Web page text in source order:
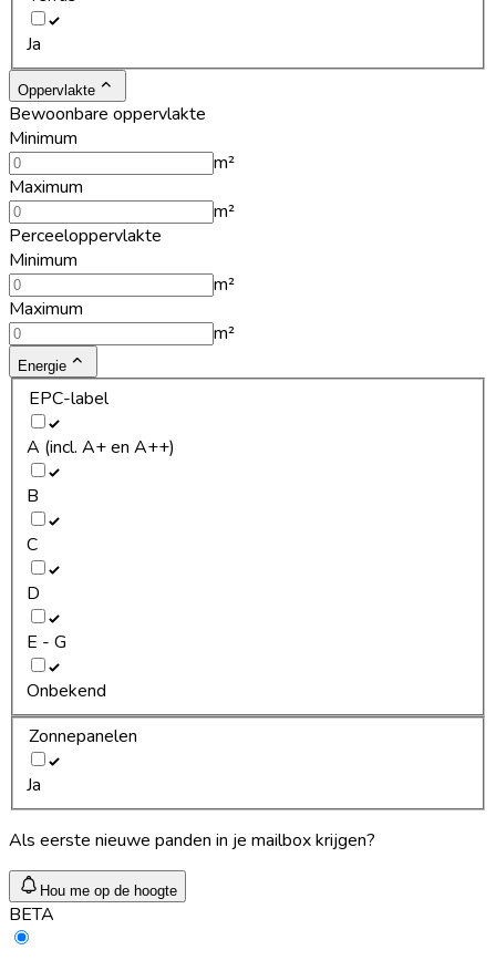
Ja
Oppervlakte
Bewoonbare oppervlakte
Minimum
m²
Maximum
m²
Perceeloppervlakte
Minimum
m²
Maximum
m²
Energie
EPC-label
A (incl. A+ en A++)
B
C
D
E - G
Onbekend
Zonnepanelen
Ja
Als eerste nieuwe panden in je mailbox krijgen?
Hou me op de hoogte
BETA